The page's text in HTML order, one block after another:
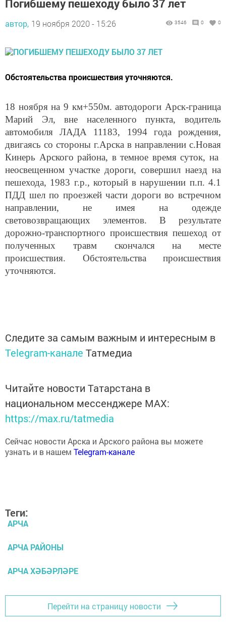
автор, 19 ноября 2020 - 15:26
Обстоятельства происшествия уточняются.
18 ноября на 9 км+550м. автодороги Арск-граница
Марий Эл, вне населенного пункта, водитель
автомобиля ЛАДА 11183, 1994 года рождения,
двигаясь со стороны г.Арска в направлении с.Новая
Кинерь Арского района , в темное время суток, на
неосвещенном участке дороги, совершил наезд на
пешехода, 1983 г.р., который в нарушении п.п. 4.1
ПДД шел по проезжей части дороги во встречном
направлении, не имея на одежде
световозвращающих элементов. В результате
дорожно-транспортного происшествия пешеход от
полученных травм скончался на месте
происшествия. Обстоятельства происшествия
уточняются.
Следите за самым важным и интересным в
Telegram-канале Татмедиа
Читайте новости Татарстана в
национальном мессенджере MАХ:
https://max.ru/tatmedia
Сейчас новости Арска и Арского района вы можете
узнать и в нашемTelegram-канале
Теги:
АРЧА
АРЧА РАЙОНЫ
АРЧА ХӘБӘРЛӘРЕ
Перейти на страницу новости